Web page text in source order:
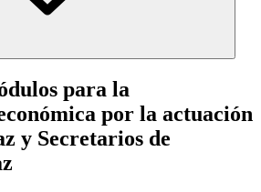
para la
por la actuación
y Secretarios de